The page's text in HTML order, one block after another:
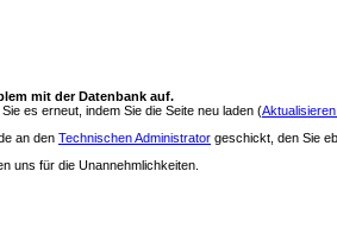
mit der Datenbank auf.
es erneut, indem Sie die Seite neu laden (
an den Technischen Administrator geschickt, den Sie
uns für die Unannehmlichkeiten.